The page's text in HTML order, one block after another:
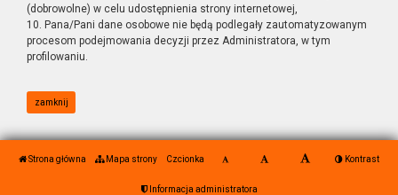
(dobrowolne) w celu udostępnienia strony internetowej,
10. Pana/Pani dane osobowe nie będą podlegały zautomatyzowanym
procesom podejmowania decyzji przez Administratora, w tym
profilowaniu.
zamknij
Strona główna Mapa strony Czcionka Kontrast
Informacja administratora